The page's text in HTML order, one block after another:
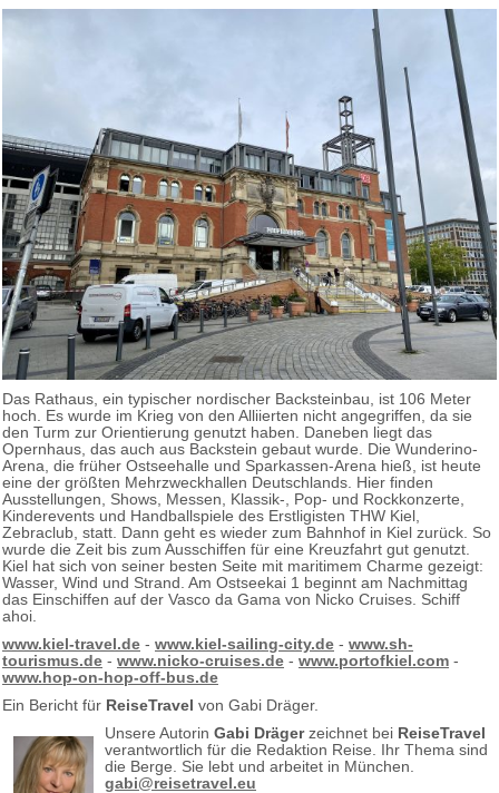
Das Rathaus, ein typischer nordischer Backsteinbau, ist 106 Meter
hoch. Es wurde im Krieg von den Alliierten nicht angegriffen, da sie
den Turm zur Orientierung genutzt haben. Daneben liegt das
Opernhaus, das auch aus Backstein gebaut wurde. Die Wunderino-
Arena, die früher Ostseehalle und Sparkassen-Arena hieß, ist heute
eine der größten Mehrzweckhallen Deutschlands. Hier finden
Ausstellungen, Shows, Messen, Klassik-, Pop- und Rockkonzerte,
Kinderevents und Handballspiele des Erstligisten THW Kiel,
Zebraclub, statt. Dann geht es wieder zum Bahnhof in Kiel zurück. So
wurde die Zeit bis zum Ausschiffen für eine Kreuzfahrt gut genutzt.
Kiel hat sich von seiner besten Seite mit maritimem Charme gezeigt:
Wasser, Wind und Strand. Am Ostseekai 1 beginnt am Nachmittag
das Einschiffen auf der Vasco da Gama von Nicko Cruises. Schiff
ahoi.
www.kiel-travel.de - www.kiel-sailing-city.de - www.sh-
tourismus.de - www.nicko-cruises.de - www.portofkiel.com -
www.hop-on-hop-off-bus.de
Ein Bericht für ReiseTravel von Gabi Dräger.
Unsere Autorin Gabi Drägerzeichnet bei ReiseTravel
verantwortlich für die Redaktion Reise. Ihr Thema sind
die Berge. Sie lebt und arbeitet in München.
gabi@reisetravel.eu